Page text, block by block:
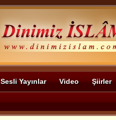
Sesli Yayınlar Video Şiirler